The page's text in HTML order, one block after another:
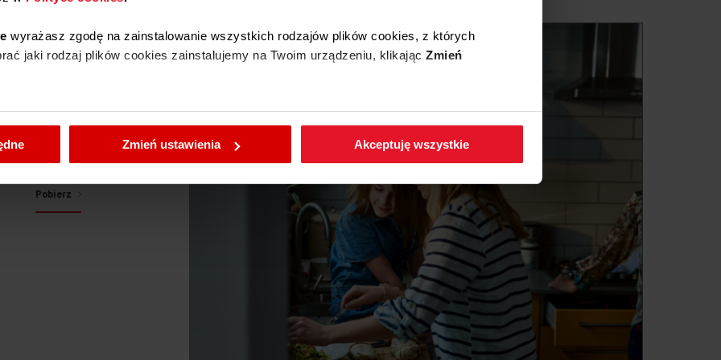
wyrażasz zgodę na zainstalowanie wszystkich rodzajów plików cookies, z których
jaki rodzaj plików cookies zainstalujemy na Twoim urządzeniu, klikając Zmień
wybrane przez Ciebie ustawienia plików cookies wchodząc w zakładkęPolityka
Zmień ustawienia Akceptuję wszystkie
Pobierz